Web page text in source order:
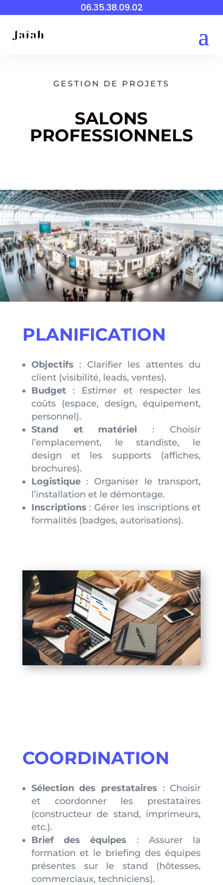
06.35.38.09.02
GESTION DE PROJETS
SALONS
PROFESSIONNELS
PLANIFICATION
Objectifs : Clarifier les attentes du
client (visibilité, leads, ventes).
Budget: Estimer et respecter les
coûts (espace, design, équipement,
personnel).
Stand et matériel : Choisir
l’emplacement, le standiste, le
design et les supports (affiches,
brochures).
Logistique: Organiser le transport,
l’installation et le démontage.
Inscriptions : Gérer les inscriptions et
formalités (badges, autorisations).
COORDINATION
Sélection des prestataires : Choisir
et coordonner les prestataires
(constructeur de stand, imprimeurs,
etc.).
Brief des équipes : Assurer la
formation et le briefing des équipes
présentes sur le stand (hôtesses,
commerciaux, techniciens).